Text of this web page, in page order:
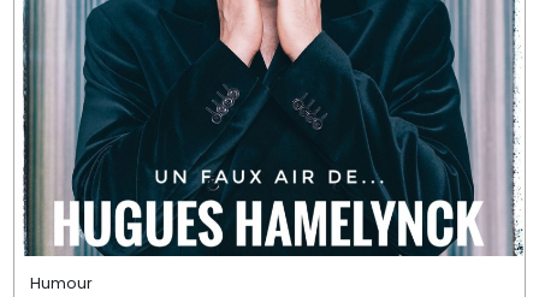
Humour